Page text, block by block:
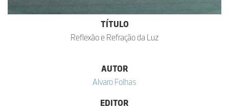
TÍTULO
Reflexão e Refração da Luz
AUTOR
Alvaro Folhas
EDITOR